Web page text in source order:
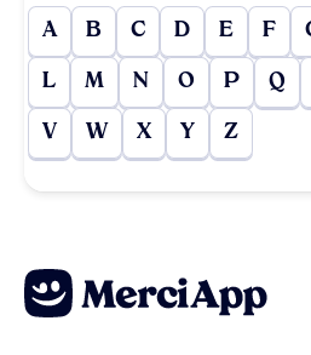
A B C D E F
L M N O P Q
V W X Y Z